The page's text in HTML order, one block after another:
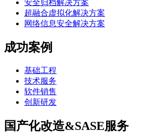
安全归档解决方案
超融合虚拟化解决方案
网络信息安全解决方案
成功案例
基础工程
技术服务
软件销售
创新研发
国产化改造&SASE服务